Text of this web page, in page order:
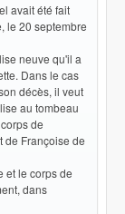
avait été fait
le 20 septembre
neuve qu'il a
Dans le cas
décès, il veut
au tombeau
de
de Françoise de
et le corps de
dans